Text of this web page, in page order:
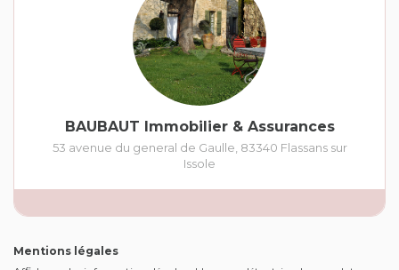
BAUBAUT Immobilier & Assurances
53 avenue du general de Gaulle 83340 Flassans sur
Issole
Mentions légales